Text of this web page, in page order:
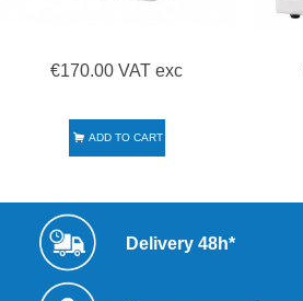
€170.00 VAT exc
ADD TO CART
Delivery 48h*